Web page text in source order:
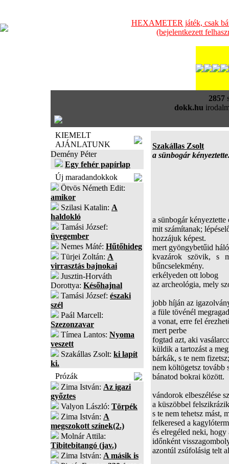
HEXAMETER játék, csak
(bejelentkezett
2857
dokk.hu
KIEMELT
AJÁNLATUNK
Demény Péter
Egy fehér papírlap
Új maradandokkok
Ötvös Németh Edit:
amikor
Szilasi Katalin: A
haldokló
Tamási József:
üvegember
Nemes Máté: Hűtőhideg
Türjei Zoltán: A
virrasztás bajnokai
Jusztin-Horváth
Dorottya: Későhajnal
Tamási József: északi
szél
Paál Marcell:
Szezonzavar
Tímea Lantos: Nyoma
veszett
Szakállas Zsolt: ki lapít
ki.
Prózák
Zima István: Az igazi
győztes
Valyon László: Törpék
Zima István: A
megszokott színek(2.)
Molnár Attila:
Tibitebitangó (jav.)
Zima István: A másik is
Szakállas Zsolt
a sünbogár
a sünbogár kényeztette
mit számítanak;
hozzájuk képest.
mert gyöngybetűid
kvazárok szövik, s
bűncselekmény.
erkélyeden ott lobog
az archeológia, mely
jobb híján az
a füle tövénél
a vonat, erre fel
mert perbe
fogtad azt, aki
küldik a tartozást a
bárkák, s te nem fizetsz;
nem költögetsz tovább
bánatod bokrai között.
vándorok elbeszélése
a küszöbbel
s te nem tehetsz mást,
felkeresed a
és elregéled neki,
időnként
azontúl zsúfolásig telt